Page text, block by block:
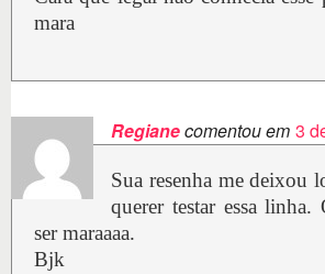
mara
Regianecomentou em 3
Sua resenha me deixou
querer testar essa linha.
ser maraaaa.
Bjk